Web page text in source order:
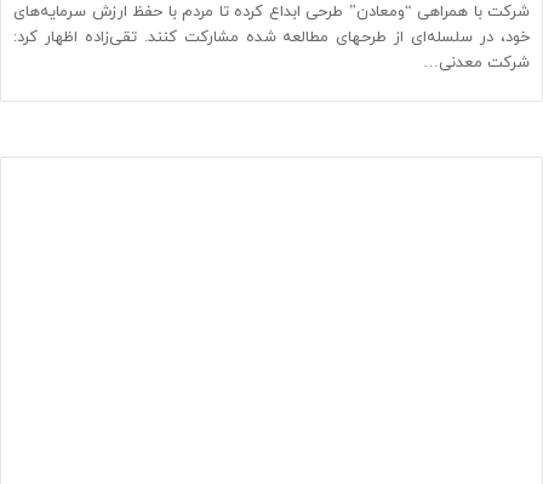
شرکت با همراهی “ومعادن” طرحی ابداع کرده تا مردم با حفظ ارزش سرمایه‌های
خود، در سلسله‌ای از طرح‎های مطالعه شده مشارکت کنند. تقی‌‎زاده اظهار کرد:
شرکت معدنی…